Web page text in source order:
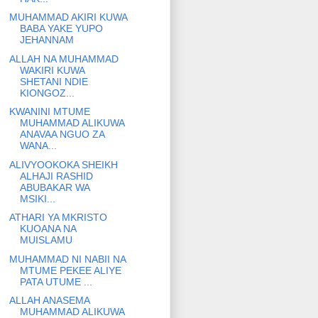
MUHAMMAD AKIRI KUWA
BABA YAKE YUPO
JEHANNAM
ALLAH NA MUHAMMAD
WAKIRI KUWA
SHETANI NDIE
KIONGOZ...
KWANINI MTUME
MUHAMMAD ALIKUWA
ANAVAA NGUO ZA
WANA...
ALIVYOOKOKA SHEIKH
ALHAJI RASHID
ABUBAKAR WA
MSIKI...
ATHARI YA MKRISTO
KUOANA NA
MUISLAMU
MUHAMMAD NI NABII NA
MTUME PEKEE ALIYE
PATA UTUME ...
ALLAH ANASEMA
MUHAMMAD ALIKUWA